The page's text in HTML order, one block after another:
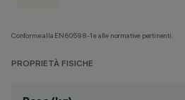
Conforme alla EN60598-1 e alle normative pertinenti.
PROPRIETÀ FISICHE